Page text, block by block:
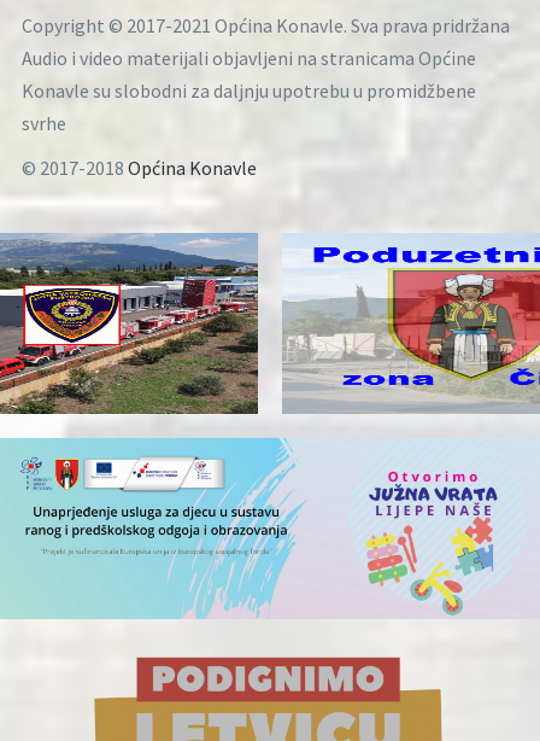
Copyright © 2017-2021 Općina Konavle. Sva prava pridržana
Audio i video materijali objavljeni na stranicama Općine
Konavle su slobodni za daljnju upotrebu u promidžbene
svrhe
© 2017-2018 Općina Konavle